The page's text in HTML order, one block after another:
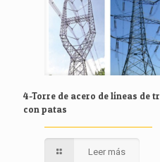
4-Torre de acero de líneas de
con patas
Leer más